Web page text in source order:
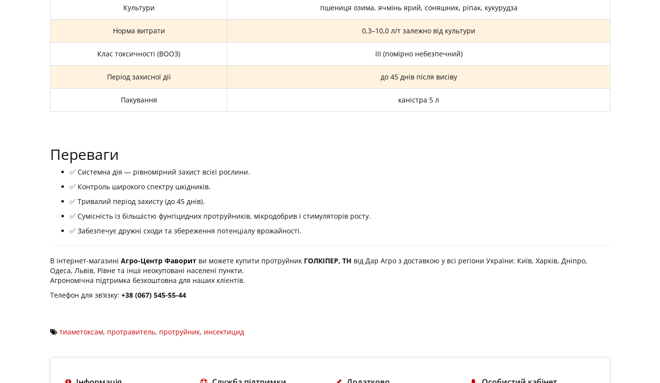
Культури пшениця озима, ячмінь ярий, соняшник, ріпак, кукурудза
Норма витрати 0,3–10,0 л/т залежно від культури
Клас токсичності (ВООЗ) ІІІ (помірно небезпечний)
Період захисної дії до 45 днів після висіву
Пакування каністра 5 л
Переваги
✅ Системна дія — рівномірний захист всієї рослини.
✅ Контроль широкого спектру шкідників.
✅ Тривалий період захисту (до 45 днів).
✅ Сумісність із більшістю фунгіцидних протруйників, мікродобрив і стимуляторів росту.
✅ Забезпечує дружні сходи та збереження потенціалу врожайності.
В інтернет-магазині Агро-Центр Фаворит ви можете купити протруйник ГОЛКІПЕР, ТН від Дар Агро з доставкою у всі регіони України: Київ, Харків, Дніпро,
Одеса, Львів, Рівне та інші неокуповані населені пункти.
Агрономічна підтримка безкоштовна для наших клієнтів.
Телефон для зв’язку: +38 (067) 545-55-44
тиаметоксам, протравитель, протруйник, инсектицид